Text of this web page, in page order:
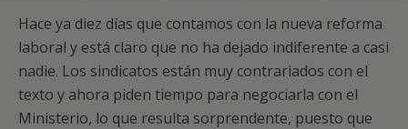
Hace ya diez días que contamos con la nueva reforma
laboral y está claro que no ha dejado indiferente a casi
nadie. Los sindicatos están muy contrariados con el
texto y ahora piden tiempo para negociarla con el
Ministerio, lo que resulta sorprendente, puesto que